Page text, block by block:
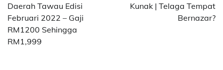
Daerah Tawau Edisi
Februari 2022 – Gaji
RM1200 Sehingga
RM1,999
Kunak | Telaga Tempat
Bernazar?